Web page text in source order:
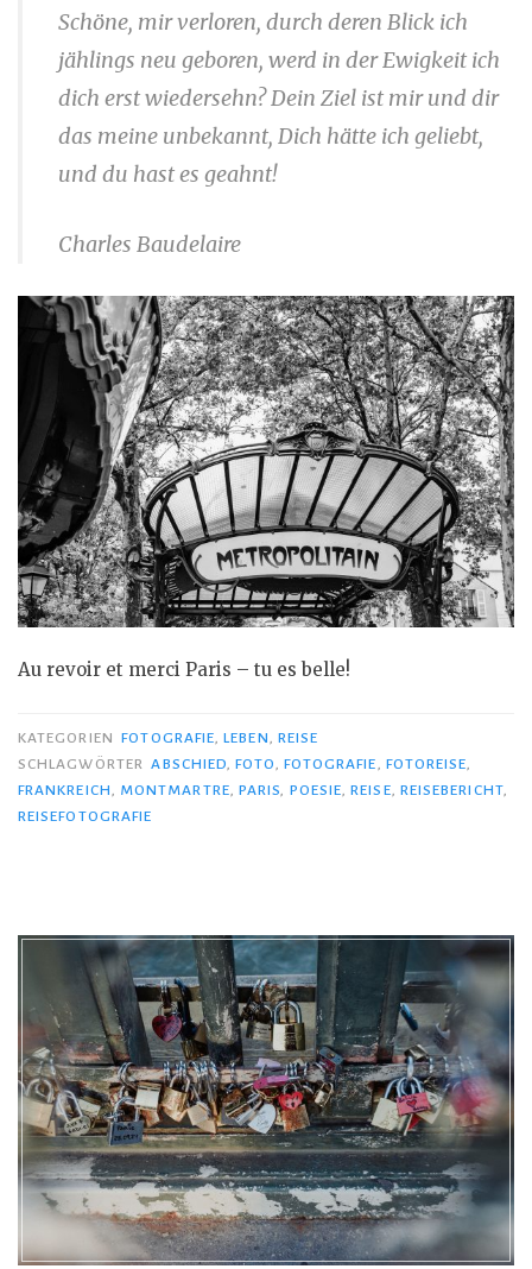
Schöne, mir verloren, durch deren Blick ich
jählings neu geboren, werd in der Ewigkeit ich
dich erst wiedersehn? Dein Ziel ist mir und dir
das meine unbekannt, Dich hätte ich geliebt,
und du hast es geahnt!
Charles Baudelaire
Au revoir et merci Paris – tu es belle!
KATEGORIEN FOTOGRAFIE ,LEBEN
REISE
SCHLAGWÖRTER
ABSCHIED ,FOTO FOTOGRAFIE FOTOREISE
FRANKREICH
MONTMARTRE PARIS POESIE ,REISE REISEBERICHT,
REISEFOTOGRAFIE